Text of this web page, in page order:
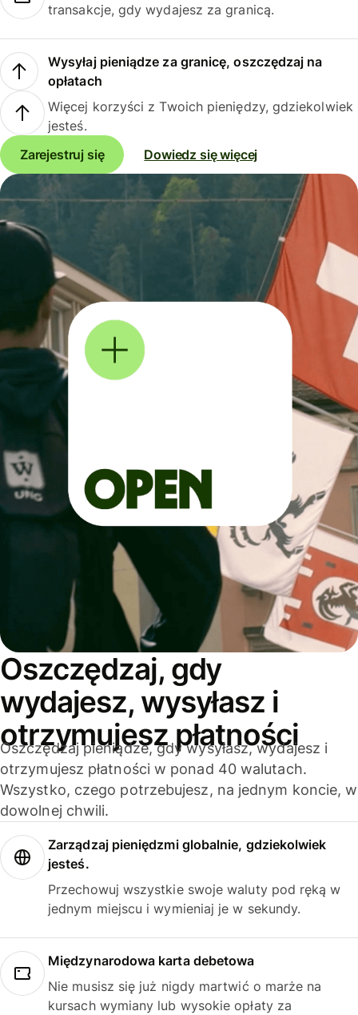
transakcje, gdy wydajesz za granicą.
Wysyłaj pieniądze za granicę, oszczędzaj na
opłatach
Więcej korzyści z Twoich pieniędzy, gdziekolwiek
jesteś.
Zarejestruj się
Dowiedz się więcej
Oszczędzaj, gdy
wydajesz, wysyłasz i
otrzymujesz płatności
Oszczędzaj pieniądze, gdy wysyłasz, wydajesz i
otrzymujesz płatności w ponad 40 walutach.
Wszystko, czego potrzebujesz, na jednym koncie, w
dowolnej chwili.
Zarządzaj pieniędzmi globalnie, gdziekolwiek
jesteś.
Przechowuj wszystkie swoje waluty pod ręką w
jednym miejscu i wymieniaj je w sekundy.
Międzynarodowa karta debetowa
Nie musisz się już nigdy martwić o marże na
kursach wymiany lub wysokie opłaty za